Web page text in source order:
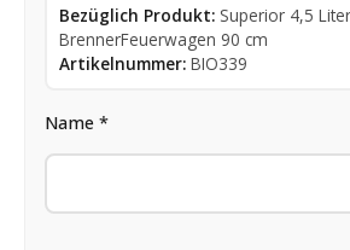
Bezüglich Produkt: Superior 4,5
BrennerFeuerwagen 90 cm
Artikelnummer: BIO339
Name *